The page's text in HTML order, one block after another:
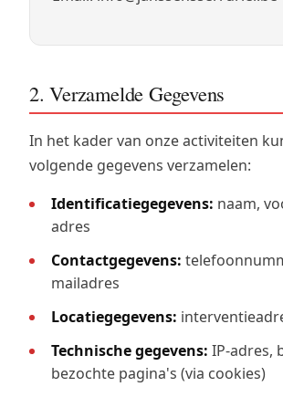
2. Verzamelde Gegevens
In het kader van onze activiteiten
volgende gegevens verzamelen:
Identificatiegegevens: naam,
adres
Contactgegevens:
mailadres
Locatiegegevens:
Technische gegevens: IP-adres,
bezochte pagina's (via cookies)